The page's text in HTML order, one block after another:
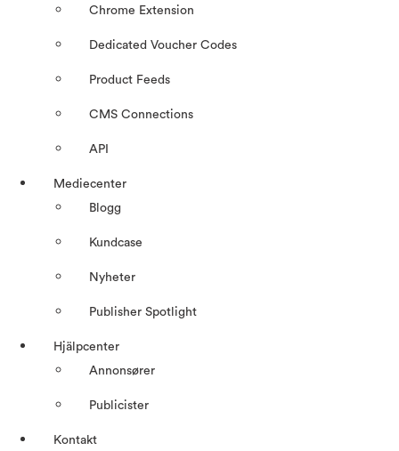
Chrome Extension
Dedicated Voucher Codes
Product Feeds
CMS Connections
API
Mediecenter
Blogg
Kundcase
Nyheter
Publisher Spotlight
Hjälpcenter
Annonsører
Publicister
Kontakt